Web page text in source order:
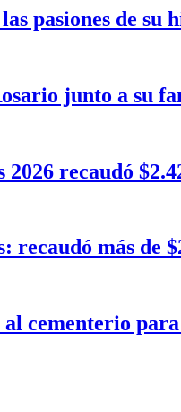
pasiones de su
junto a su
2026 recaudó
recaudó más de
cementerio